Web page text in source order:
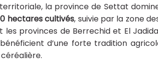
la province de Settat
hectares cultivés, suivie par la zone
les provinces de Berrechid et El
d’une forte tradition